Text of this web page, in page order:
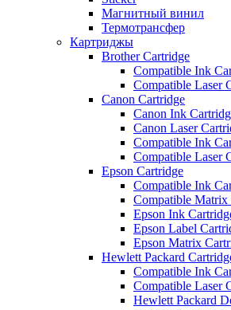
Магнитный винил
Термотрансфер
Картриджы
Brother Cartridge
Compatible Ink
Compatible Laser
Canon Cartridge
Canon Ink
Canon Laser
Compatible Ink
Compatible Laser
Epson Cartridge
Compatible Ink
Compatible Matrix
Epson Ink
Epson Label
Epson Matrix
Hewlett Packard
Compatible Ink
Compatible Laser
Hewlett Packard